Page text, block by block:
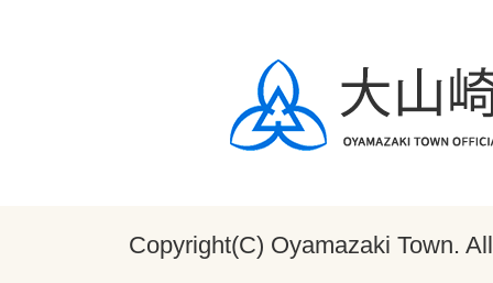
Copyright(C) Oyamazaki Town.